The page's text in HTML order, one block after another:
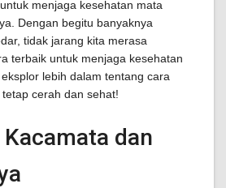
menjaga kesehatan mata
Dengan begitu banyaknya
tidak jarang kita merasa
terbaik untuk menjaga kesehatan
lebih dalam tentang cara
cerah dan sehat!
dan